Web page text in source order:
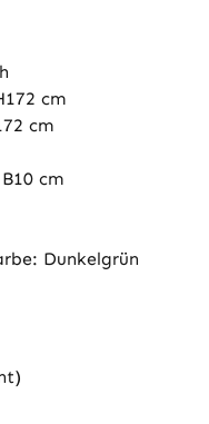
cm
cm
cm
Dunkelgrün